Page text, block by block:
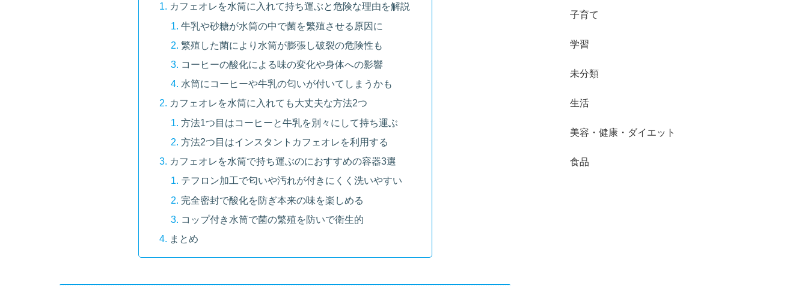
カフェオレを水筒に入れて持ち運ぶと危険な理由を解説
牛乳や砂糖が水筒の中で菌を繁殖させる原因に
繁殖した菌により水筒が膨張し破裂の危険性も
コーヒーの酸化による味の変化や身体への影響
水筒にコーヒーや牛乳の匂いが付いてしまうかも
カフェオレを水筒に入れても大丈夫な方法2つ
方法1つ目はコーヒーと牛乳を別々にして持ち運ぶ
方法2つ目はインスタントカフェオレを利用する
カフェオレを水筒で持ち運ぶのにおすすめの容器3選
テフロン加工で匂いや汚れが付きにくく洗いやすい
完全密封で酸化を防ぎ本来の味を楽しめる
コップ付き水筒で菌の繁殖を防いで衛生的
まとめ
子育て
学習
未分類
生活
美容・健康・ダイエット
食品